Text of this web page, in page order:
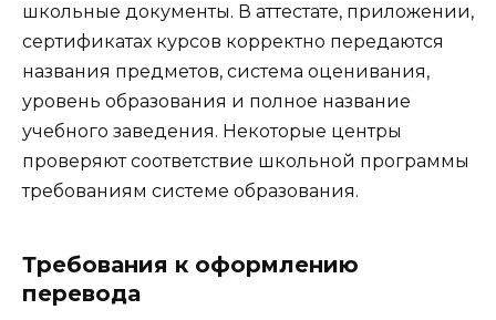
школьные документы. В аттестате, приложении,
сертификатах курсов корректно передаются
названия предметов, система оценивания,
уровень образования и полное название
учебного заведения. Некоторые центры
проверяют соответствие школьной программы
требованиям системе образования.
Требования к оформлению
перевода